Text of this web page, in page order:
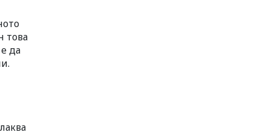
това
да